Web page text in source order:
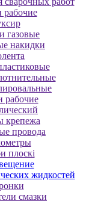
газовые
накидки
рабочие
крепежа
провода
плоскі
жидкостей
смазки